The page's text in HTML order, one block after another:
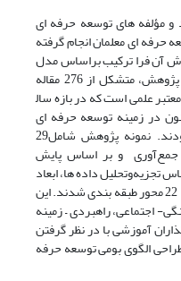
مؤلفه ­های توسعه حرفه­ ای
حرفه ­ای معلمان انجام گرفته
آن فرا ترکیب براساس مدل
اروین و همکاران(2011) است. جامعه پژوهش، متشکل از 276 مقاله
علمی است که در بازه سال
میلادی تاکنون در زمینه توسعه حرفه­ ای
معلمان و ارائه الگو در این زمینه بودند. نمونه پژوهش شامل29
و بر اساس پایش
تجزیه‌وتحلیل داده ها، ابعاد
و مؤلفه­ های توسعه حرفه ­­ای در 5 بُعد و 22 محور طبقه ­بندی شدند. این
اجتماعی، راهبردی–زمینه
آموزشی با در نظر گرفتن
الگوی بومی توسعه حرفه